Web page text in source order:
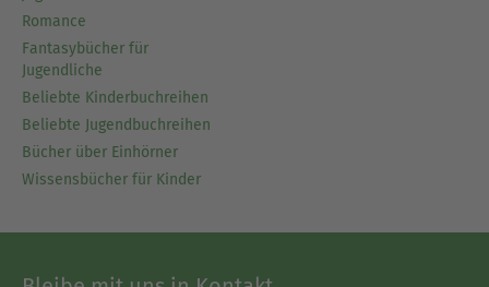
Romance
Fantasybücher für
Jugendliche
Beliebte Kinderbuchreihen
Beliebte Jugendbuchreihen
Bücher über Einhörner
Wissensbücher für Kinder